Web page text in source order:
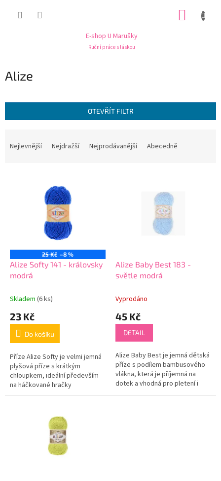
E-shop U Marušky
Ruční práce s láskou
Alize
OTEVŘÍT FILTR
Nejlevnější Nejdražší Nejprodávanější Abecedně
25 Kč –8 %
Alize Softy 141 - královsky
modrá
Skladem (6 ks)
23 Kč
Do košíku
Příze Alize Softy je velmi jemná
plyšová příze s krátkým
chloupkem, ideální především
na háčkované hračky
(amigurumi), dětské doplňky a
Alize Baby Best 183 -
světle modrá
Vyprodáno
45 Kč
DETAIL
Alize Baby Best je jemná dětská
příze s podílem bambusového
vlákna, která je příjemná na
dotek a vhodná pro pletení i
háčkování. Díky antipillingové